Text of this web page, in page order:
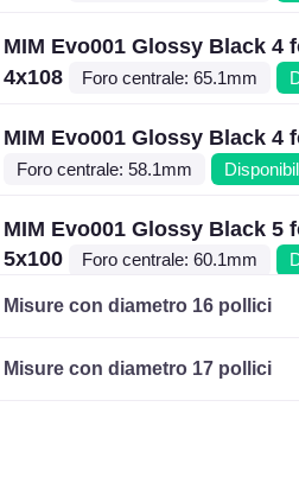
MIM Evo001 Glossy Black 4
4x108
Foro centrale: 65.1mm
MIM Evo001 Glossy Black 4
Foro centrale: 58.1mm
MIM Evo001 Glossy Black 5
5x100
Foro centrale: 60.1mm
MIM Evo001 Black Polished
Misure con diametro 16 pollici
Misure con diametro 17 pollici